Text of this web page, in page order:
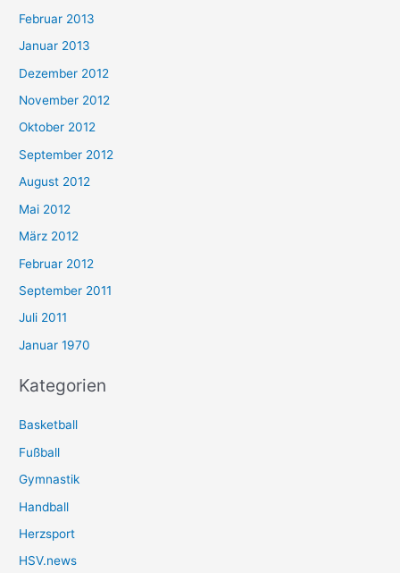
Februar 2013
Januar 2013
Dezember 2012
November 2012
Oktober 2012
September 2012
August 2012
Mai 2012
März 2012
Februar 2012
September 2011
Juli 2011
Januar 1970
Kategorien
Basketball
Fußball
Gymnastik
Handball
Herzsport
HSV.news